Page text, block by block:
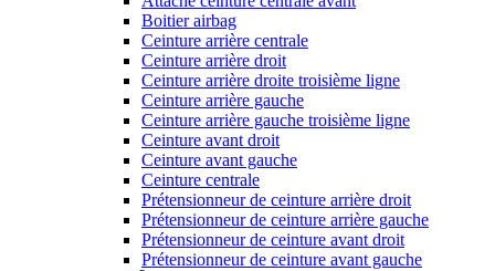
Boitier airbag
Ceinture arrière centrale
Ceinture arrière droit
Ceinture arrière droite troisième ligne
Ceinture arrière gauche
Ceinture arrière gauche troisième ligne
Ceinture avant droit
Ceinture avant gauche
Ceinture centrale
Prétensionneur de ceinture arrière droit
Prétensionneur de ceinture arrière gauche
Prétensionneur de ceinture avant droit
Prétensionneur de ceinture avant gauche